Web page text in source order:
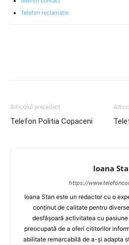
Telefon reclamatie
Articolul precedent
Telefon Politia Copaceni
Ioana
https://
Ioana Stan este un redactor cu o
conținut de calitate pentru
desfășoară activitatea cu
preocupată de a oferi cititorilor
abilitate remarcabilă de a-și adapta